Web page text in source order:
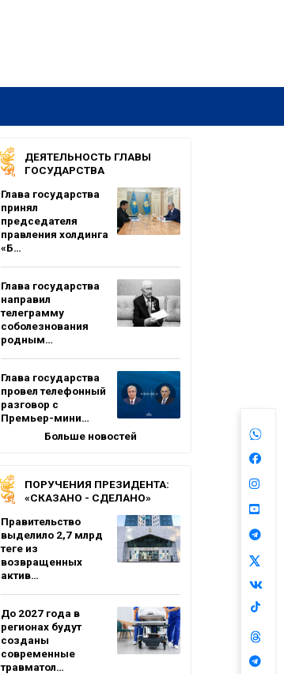
ДЕЯТЕЛЬНОСТЬ ГЛАВЫ
ГОСУДАРСТВА
Глава государства
принял
председателя
правления холдинга
«Б…
Глава государства
направил
телеграмму
соболезнования
родным…
Глава государства
провел телефонный
разговор с
Премьер-мини…
Больше новостей
ПОРУЧЕНИЯ ПРЕЗИДЕНТА:
«СКАЗАНО - СДЕЛАНО»
Правительство
выделило 2,7 млрд
теңге из
возвращенных
актив…
До 2027 года в
регионах будут
созданы
современные
травматол…